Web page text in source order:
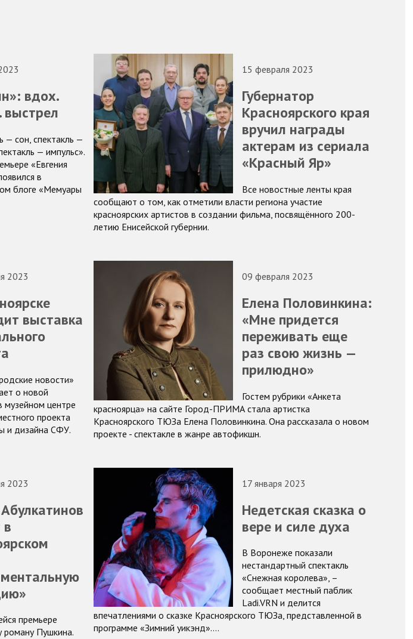
вдох.
— сон, спектакль —
— импульс».
«Евгения
в
блоге «Мемуары
15 февраля 2023
Губернатор
Красноярского края
вручил награды
актерам из сериала
«Красный Яр»
Все новостные ленты края
сообщают о том, как отметили власти региона участие
красноярских артистов в создании фильма, посвящённого 200-
летию Енисейской губернии.
2023
выставка
новости»
о новой
музейном центре
проекта
и дизайна СФУ.
09 февраля 2023
Елена Половинкина:
«Мне придется
переживать еще
раз свою жизнь —
прилюдно»
Гостем рубрики «Анкета
красноярца» на сайте Город-ПРИМА стала артистка
Красноярского ТЮЗа Елена Половинкина. Она рассказала о новом
проекте - спектакле в жанре автофикшн.
2023
в
премьере
роману Пушкина.
17 января 2023
Недетская сказка о
вере и силе духа
В Воронеже показали
нестандартный спектакль
«Снежная королева», –
сообщает местный паблик
Ladi.VRN и делится
впечатлениями о сказке Красноярского ТЮЗа, представленной в
программе «Зимний уикэнд».…